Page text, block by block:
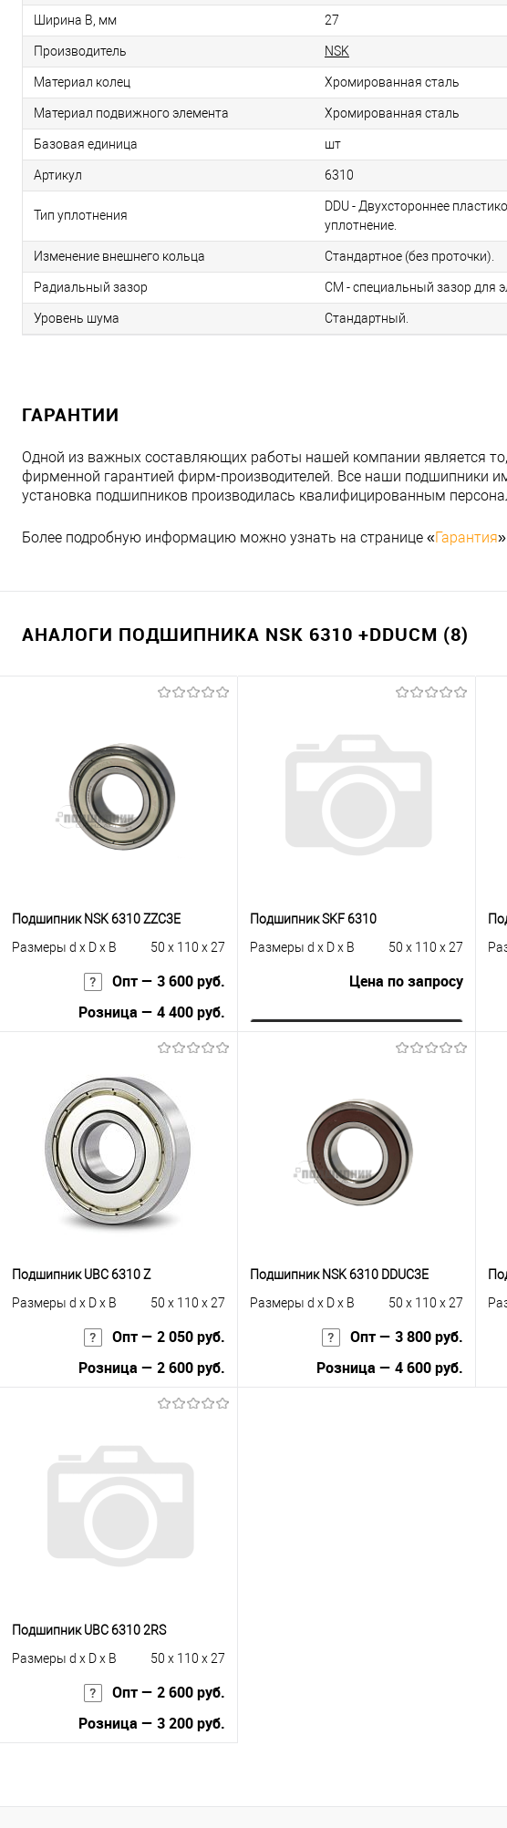
Ширина B, мм 27
Производитель NSK
Материал колец Хромированная сталь
Материал подвижного элемента Хромированная сталь
Базовая единица шт
Артикул 6310
Тип уплотнения
DDU - Двухстороннее
уплотнение.
Изменение внешнего кольца Стандартное (без проточки).
Радиальный зазор CM - специальный зазор для
Уровень шума Стандартный.
ГАРАНТИИ
Одной из важных составляющих работы нашей компании является
фирменной гарантией фирм-производителей. Все наши подшипники
установка подшипников производилась квалифицированным
Более подробную информацию можно узнать на странице «Гарантия»
АНАЛОГИ ПОДШИПНИКА NSK 6310 +DDUCM (8)
Подшипник NSK 6310 ZZC3E
Размеры d x D x B
50 x 110 x 27
Опт — 3 600 руб.
Розница — 4 400 руб.
Купить в 1 клик
К сравнению
В избранное
В наличии
Подшипник SKF 6310
Размеры d x D x B
50 x 110 x 27
Цена по запросу
Запросить цену
Купить в 1 клик
В избранное
Под заказ
Подшипник UBC 6310 Z
Размеры d x D x B
50 x 110 x 27
Опт — 2 050 руб.
Розница — 2 600 руб.
Купить в 1 клик
К сравнению
В избранное
В наличии
Подшипник NSK 6310 DDUC3E
Размеры d x D x B
50 x 110 x 27
Опт — 3 800 руб.
Розница — 4 600 руб.
Подшипник UBC 6310 2RS
Размеры d x D x B
50 x 110 x 27
Опт — 2 600 руб.
Розница — 3 200 руб.